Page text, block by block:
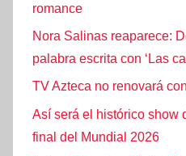
romance
Nora Salinas reaparece:
palabra escrita con ‘Las
TV Azteca no renovará
Así será el histórico show
final del Mundial 2026